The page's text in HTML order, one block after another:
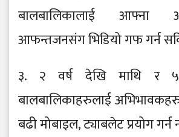
बालबालिकालाई आफ्ना
आफन्तजनसंग भिडियो गफ गर्न
३. २ वर्ष देखि माथि र
बालबालिकाहरुलाई
बढी मोबाइल, ट्याबलेट प्रयोग गर्न